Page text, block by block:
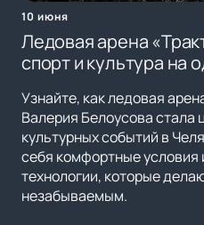
10 июня
Ледовая арена
спорт и культура на
Узнайте, как ледовая
Валерия Белоусова стала
культурных событий в
себя комфортные
технологии, которые
незабываемым.